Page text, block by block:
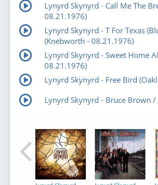
Lynyrd Skynyrd - Call Me The
08.21.1976)
Lynyrd Skynyrd - T For Texas
(Knebworth - 08.21.1976)
Lynyrd Skynyrd - Sweet Home
08.21.1976)
Lynyrd Skynyrd - Free Bird
Lynyrd Skynyrd - Bruce Brown